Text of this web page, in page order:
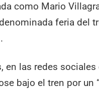
como Mario
feria del
en las redes
bajo el tren por un